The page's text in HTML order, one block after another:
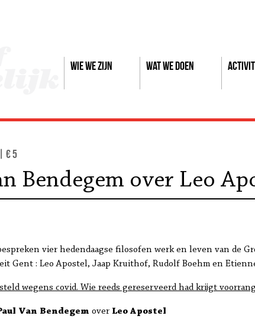
Wie we zijn Wat we doen
€ 5
Bendegem over Leo
vier hedendaagse filosofen werk en leven van de
Gent : Leo Apostel, Jaap Kruithof, Rudolf Boehm en
wegens covid. Wie reeds gereserveerd had krijgt voorrang
Van Bendegem overLeo Apostel